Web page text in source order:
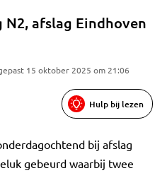
afslag Eindhoven
15 oktober 2025 om 21:06
Hulp bij lezen
bij afslag
gebeurd waarbij twee